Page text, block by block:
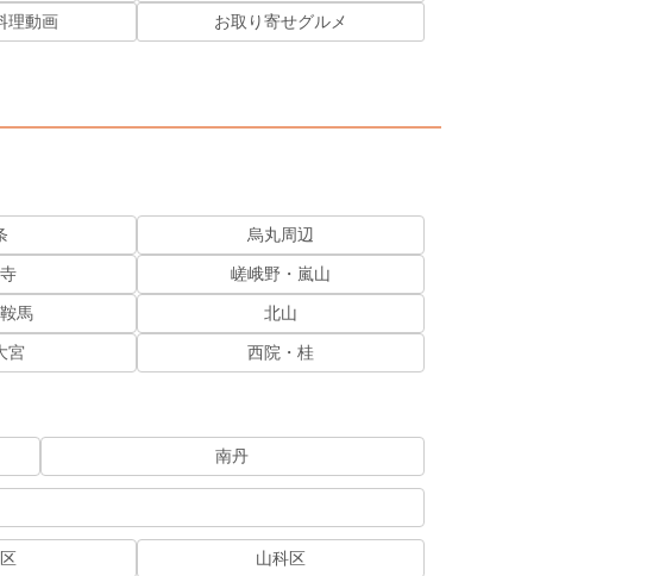
理動画 お取り寄せグルメ
烏丸周辺
嵯峨野・嵐山
馬 北山
宮 西院・桂
南丹
山科区